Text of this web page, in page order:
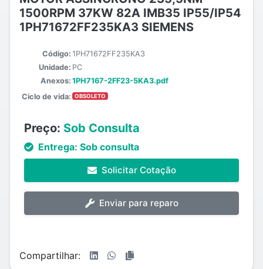
1500RPM 37KW 82A IMB35 IP55/IP54
1PH71672FF235KA3 SIEMENS
Código: 1PH71672FF235KA3
Unidade: PC
Anexos: 1PH7167-2FF23-5KA3.pdf
Ciclo de vida:
OBSOLETO
Preço: Sob Consulta
Entrega: Sob consulta
Solicitar Cotação
Enviar para reparo
Compartilhar: